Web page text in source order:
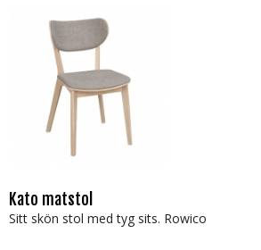
Kato matstol
Sitt skön stol med tyg sits. Rowico